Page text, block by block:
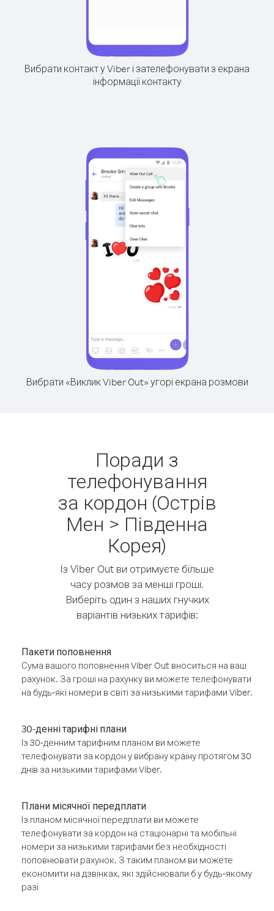
Вибрати контакт у Viber і зателефонувати з екрана
інформації контакту
Вибрати «Виклик Viber Out» угорі екрана розмови
Поради з
телефонування
за кордон (Острів
Мен > Південна
Корея)
Із Viber Out ви отримуєте більше
часу розмов за менші гроші.
Виберіть один з наших гнучких
варіантів низьких тарифів:
Пакети поповнення
Сума вашого поповнення Viber Out вноситься на ваш
рахунок. За гроші на рахунку ви можете телефонувати
на будь-які номери в світі за низькими тарифами Viber.
30-денні тарифні плани
Із 30-денним тарифним планом ви можете
телефонувати за кордон у вибрану країну протягом 30
днів за низькими тарифами Viber.
Плани місячної передплати
Із планом місячної передплати ви можете
телефонувати за кордон на стаціонарні та мобільні
номери за низькими тарифами без необхідності
поповнювати рахунок. З таким планом ви можете
економити на дзвінках, які здійснювали б у будь-якому
разі